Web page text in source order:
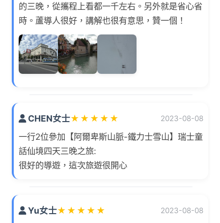
的三晚，從攜程上看都一千左右。另外就是省心省
時。蘆導人很好，講解也很有意思，贊一個！
CHEN女士★ ★ ★ ★ ★ 2023-08-08
一行2位參加【阿爾卑斯山脈-鐵力士雪山】瑞士童
話仙境四天三晚之旅:
很好的導遊，這次旅遊很開心
Yu女士★ ★ ★ ★ ★ 2023-08-08